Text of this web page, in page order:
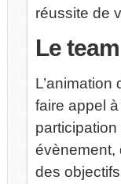
réussite de
Le
faire appel
évènement,
des